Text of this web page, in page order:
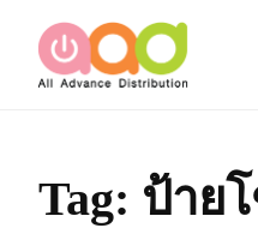
Products
Tag: ป้าย